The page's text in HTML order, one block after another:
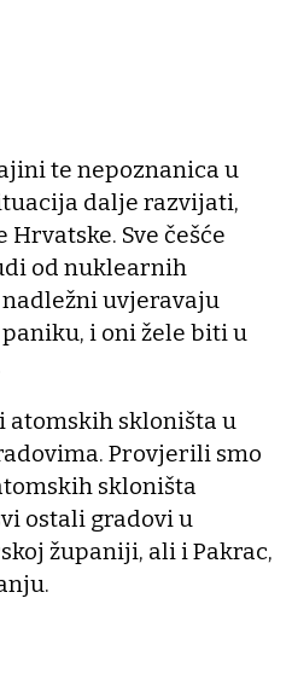
te nepoznanica u
dalje razvijati,
Sve češće
od nuklearnih
uvjeravaju
i oni žele biti u
atomskih skloništa u
Provjerili smo
skloništa
ostali gradovi u
županiji, ali i Pakrac,